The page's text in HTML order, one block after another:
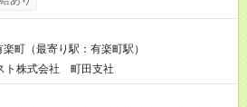
ださい♪ ■各種資格手当あり ■残業手当あり ■
ても”全額”支給！ ・－・－・ ≪ 法定
，000円支給 ＋交通費全額支給 ※規定あり
間なし
町（最寄り駅：有楽町駅）
ト株式会社 町田支社